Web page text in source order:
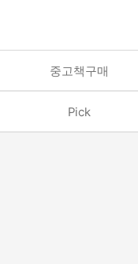
중고책구매
Pick